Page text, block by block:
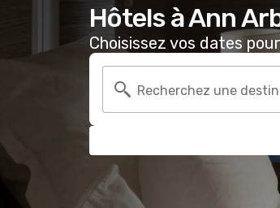
Hôtels à Ann
Choisissez vos dates